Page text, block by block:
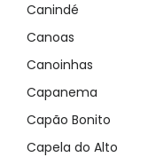
Canindé
Canoas
Canoinhas
Capanema
Capão Bonito
Capela do Alto